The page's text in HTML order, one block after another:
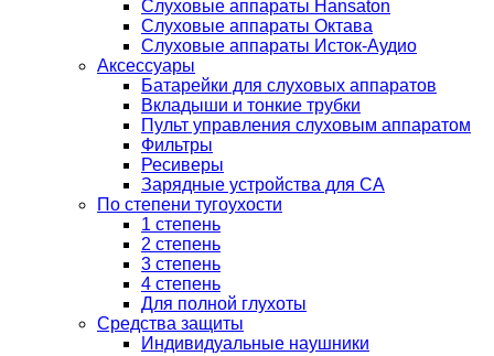
Слуховые аппараты Hansaton
Слуховые аппараты Октава
Слуховые аппараты Исток-Аудио
Аксессуары
Батарейки для слуховых аппаратов
Вкладыши и тонкие трубки
Пульт управления слуховым аппаратом
Фильтры
Ресиверы
Зарядные устройства для СА
По степени тугоухости
1 степень
2 степень
3 степень
4 степень
Для полной глухоты
Средства защиты
Индивидуальные наушники